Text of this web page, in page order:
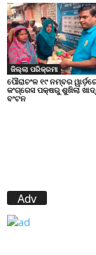
ଜିଲ୍ଲା ପରିକ୍ରମା
ପୌରାଚଂଳ ୧୯ ନମ୍ବର
କଂଗ୍ରେସ ପକ୍ଷରୁ ଶୁଖିଲା
ବଂଟନ
Adv